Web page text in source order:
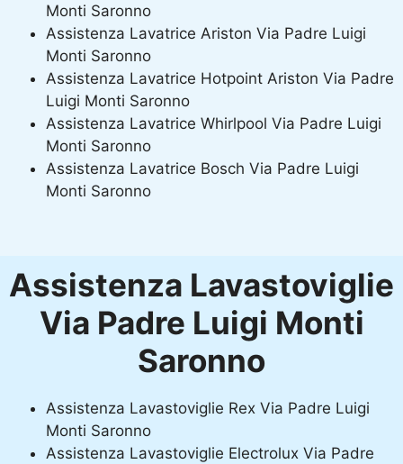
Monti Saronno
Assistenza Lavatrice Ariston Via Padre Luigi
Monti Saronno
Assistenza Lavatrice Hotpoint Ariston Via Padre
Luigi Monti Saronno
Assistenza Lavatrice Whirlpool Via Padre Luigi
Monti Saronno
Assistenza Lavatrice Bosch Via Padre Luigi
Monti Saronno
Assistenza Lavastoviglie
Via Padre Luigi Monti
Saronno
Assistenza Lavastoviglie Rex Via Padre Luigi
Monti Saronno
Assistenza Lavastoviglie Electrolux Via Padre